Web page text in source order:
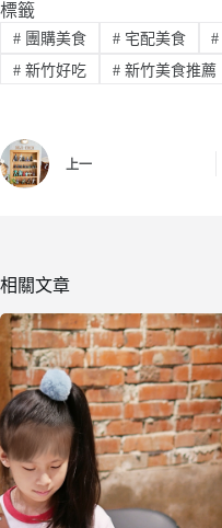
標籤
#團購美食 #宅配美食 #
#新竹好吃 #新竹美食推薦
上一
相關文章